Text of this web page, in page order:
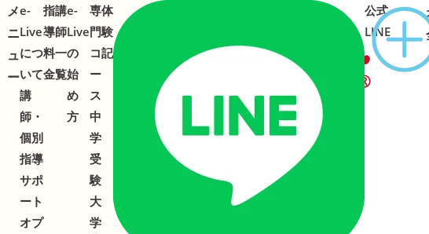
メ
ニ
ュ
ー
メ
ニ
ュ
ー
e-
Live
につ
いて
講
師・
個別
指導
サポ
ート
オプ
指
導
料
金
講
師
一
覧
e-
Live
の
始
め
方
専
門
コ
ー
ス
中
学
受
験
大
学
体
験
記
公式
LINE
21:00 土日祝可